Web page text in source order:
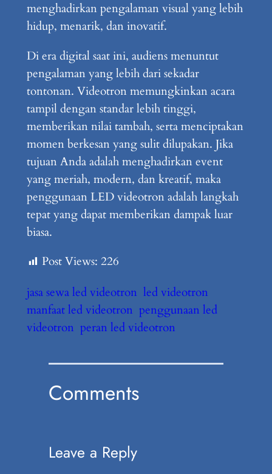
menghadirkan pengalaman visual yang lebih
hidup, menarik, dan inovatif.
Di era digital saat ini, audiens menuntut
pengalaman yang lebih dari sekadar
tontonan. Videotron memungkinkan acara
tampil dengan standar lebih tinggi,
memberikan nilai tambah, serta menciptakan
momen berkesan yang sulit dilupakan. Jika
tujuan Anda adalah menghadirkan event
yang meriah, modern, dan kreatif, maka
penggunaan LED videotron adalah langkah
tepat yang dapat memberikan dampak luar
biasa.
Post Views: 226
jasa sewa led videotron led videotron
manfaat led videotron penggunaan led
videotron peran led videotron
Comments
Leave a Reply